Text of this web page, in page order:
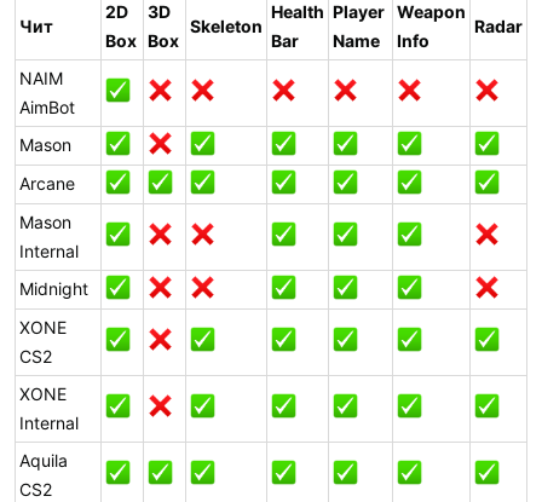
Чит
2D
Box
3D
Box
Skeleton
Health
Bar
Player
Name
Weapon
Info
Radar
NAIM
AimBot
Mason
Arcane
Mason
Internal
Midnight
XONE
CS2
XONE
Internal
Aquila
CS2